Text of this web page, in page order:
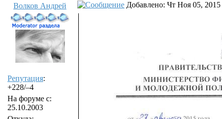
Волков Андрей
Репутация:
+228/–4
На форуме с:
25.10.2003
Добавлено: Чт Ноя 05, 2015